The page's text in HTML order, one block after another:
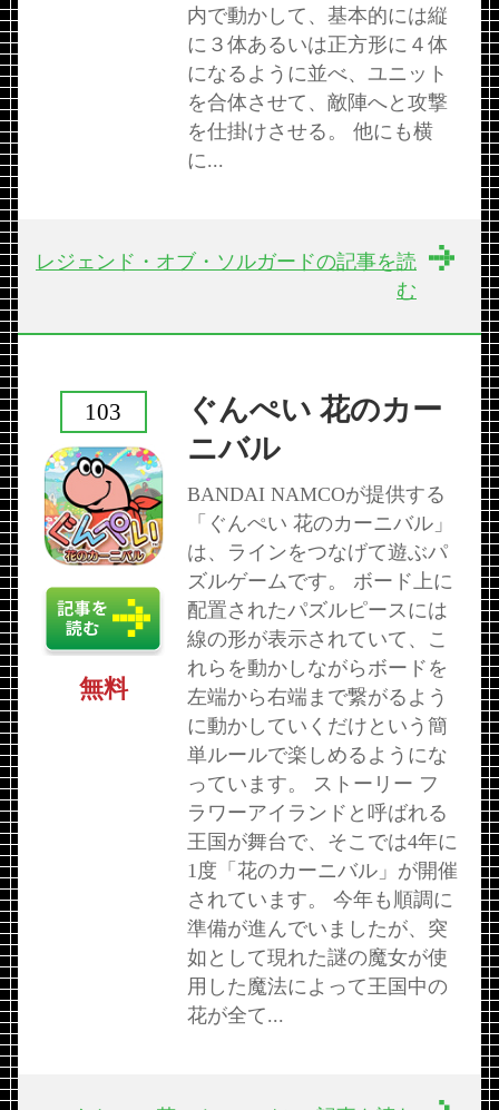
内で動かして、基本的には縦
に３体あるいは正方形に４体
になるように並べ、ユニット
を合体させて、敵陣へと攻撃
を仕掛けさせる。 他にも横
に...
レジェンド・オブ・ソルガードの記事を読
む
ぐんぺい 花のカー
ニバル
BANDAI NAMCOが提供する
「ぐんぺい 花のカーニバル」
は、ラインをつなげて遊ぶパ
ズルゲームです。 ボード上に
配置されたパズルピースには
線の形が表示されていて、こ
れらを動かしながらボードを
左端から右端まで繋がるよう
に動かしていくだけという簡
単ルールで楽しめるようにな
っています。 ストーリー フ
ラワーアイランドと呼ばれる
王国が舞台で、そこでは4年に
1度「花のカーニバル」が開催
されています。 今年も順調に
準備が進んでいましたが、突
如として現れた謎の魔女が使
用した魔法によって王国中の
花が全て...
103
無料